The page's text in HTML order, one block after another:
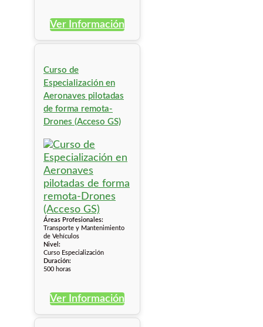
Ver Información
Curso de
Especialización en
Aeronaves pilotadas
de forma remota-
Drones (Acceso GS)
Áreas Profesionales:
Transporte y Mantenimiento
de Vehículos
Nivel:
Curso Especialización
Duración:
500 horas
Ver Información